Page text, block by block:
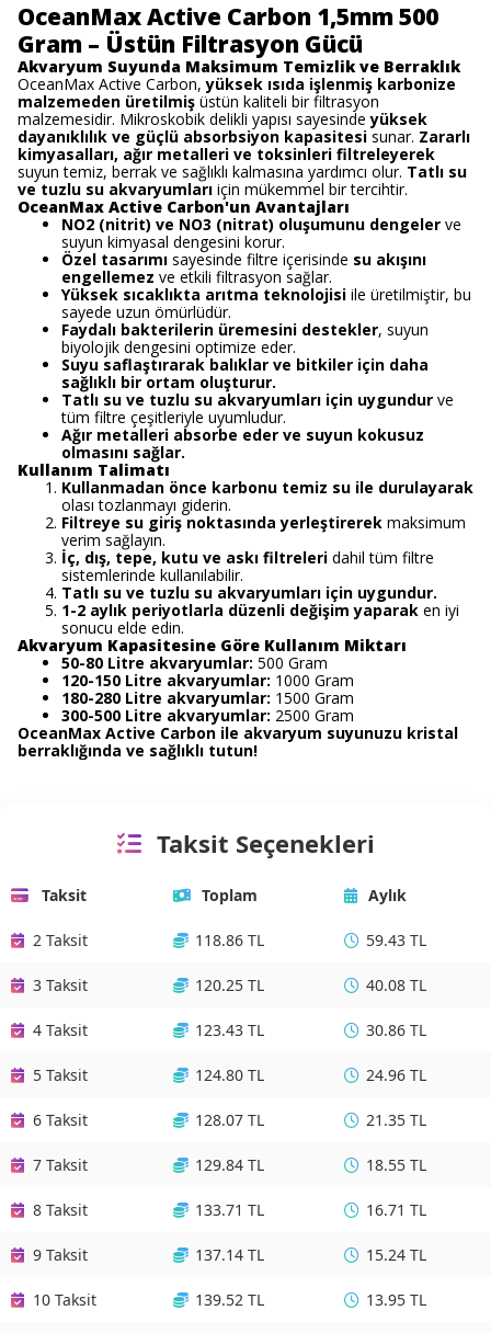
OceanMax Active Carbon 1,5mm 500
Gram – Üstün Filtrasyon Gücü
Akvaryum Suyunda Maksimum Temizlik ve Berraklık
OceanMax Active Carbon,yüksek ısıda işlenmiş karbonize
malzemeden üretilmiş üstün kaliteli bir filtrasyon
malzemesidir. Mikroskobik delikli yapısı sayesindeyüksek
dayanıklılık ve güçlü absorbsiyon kapasitesi sunar. Zararlı
kimyasalları, ağır metalleri ve toksinleri filtreleyerek
suyun temiz, berrak ve sağlıklı kalmasına yardımcı olur. Tatlı su
ve tuzlu su akvaryumları için mükemmel bir tercihtir.
OceanMax Active Carbon'un Avantajları
NO2 (nitrit) ve NO3 (nitrat) oluşumunu dengeler ve
suyun kimyasal dengesini korur.
Özel tasarımı sayesinde filtre içerisinde su akışını
engellemez ve etkili filtrasyon sağlar.
Yüksek sıcaklıkta arıtma teknolojisi ile üretilmiştir, bu
sayede uzun ömürlüdür.
Faydalı bakterilerin üremesini destekler, suyun
biyolojik dengesini optimize eder.
Suyu saflaştırarak balıklar ve bitkiler için daha
sağlıklı bir ortam oluşturur.
Tatlı su ve tuzlu su akvaryumları için uygundur ve
tüm filtre çeşitleriyle uyumludur.
Ağır metalleri absorbe eder ve suyun kokusuz
olmasını sağlar.
Kullanım Talimatı
Kullanmadan önce karbonu temiz su ile durulayarak
olası tozlanmayı giderin.
Filtreye su giriş noktasında yerleştirerek maksimum
verim sağlayın.
İç, dış, tepe, kutu ve askı filtreleri dahil tüm filtre
sistemlerinde kullanılabilir.
Tatlı su ve tuzlu su akvaryumları için uygundur.
1-2 aylık periyotlarla düzenli değişim yaparak en iyi
sonucu elde edin.
Akvaryum Kapasitesine Göre Kullanım Miktarı
50-80 Litre akvaryumlar: 500 Gram
120-150 Litre akvaryumlar: 1000 Gram
180-280 Litre akvaryumlar: 1500 Gram
300-500 Litre akvaryumlar: 2500 Gram
OceanMax Active Carbon ile akvaryum suyunuzu kristal
berraklığında ve sağlıklı tutun!
Taksit Seçenekleri
Taksit Toplam Aylık
2 Taksit 118.86 TL 59.43 TL
3 Taksit 120.25 TL 40.08 TL
4 Taksit 123.43 TL 30.86 TL
5 Taksit 124.80 TL 24.96 TL
6 Taksit 128.07 TL 21.35 TL
7 Taksit 129.84 TL 18.55 TL
8 Taksit 133.71 TL 16.71 TL
9 Taksit 137.14 TL 15.24 TL
10 Taksit 139.52 TL 13.95 TL